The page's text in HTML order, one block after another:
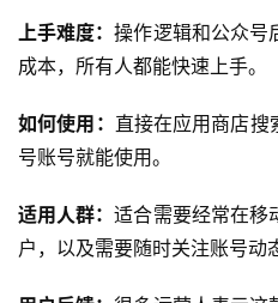
用户反馈： 很多多账号运营的
了多账号运营的效率。
公众号助手是官方推出的移动